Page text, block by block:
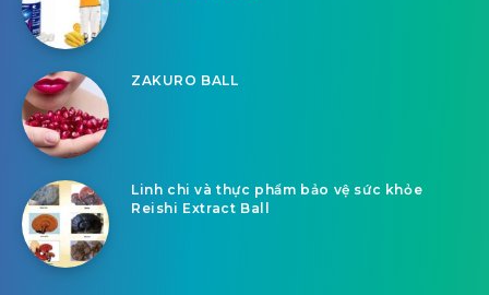
ZAKURO BALL
Linh chi và thực phẩm bảo vệ sức khỏe
Reishi Extract Ball